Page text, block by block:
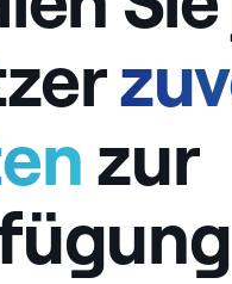
zur